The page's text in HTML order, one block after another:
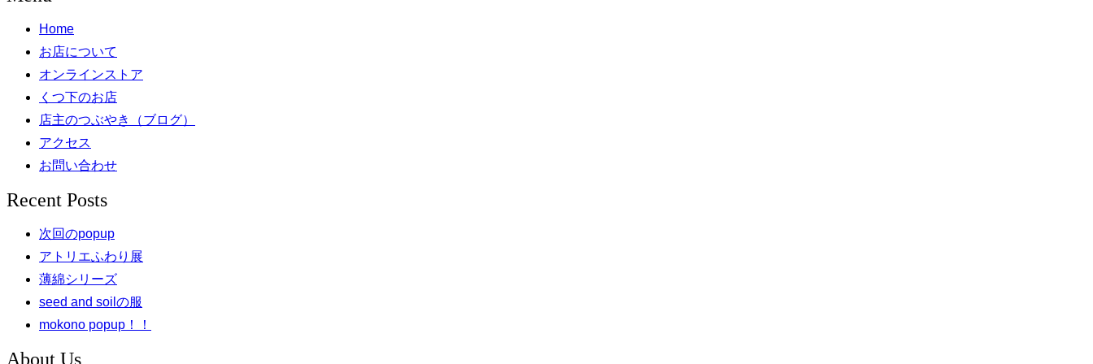
Home
お店について
オンラインストア
くつ下のお店
店主のつぶやき（ブログ）
アクセス
お問い合わせ
Recent Posts
次回のpopup
アトリエふわり展
薄綿シリーズ
seed and soilの服
mokono popup！！
About Us